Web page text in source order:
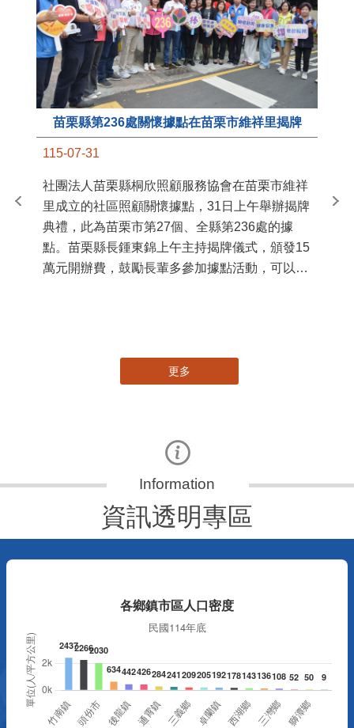
苗栗縣第236處關懷據點在苗栗市維祥里揭牌
115-07-31
社團法人苗栗縣桐欣照顧服務協會在苗栗市維祥
里成立的社區照顧關懷據點，31日上午舉辦揭牌
典禮，此為苗栗市第27個、全縣第236處的據
點。苗栗縣長鍾東錦上午主持揭牌儀式，頒發15
萬元開辦費，鼓勵長輩多參加據點活動，可以更
苗
更多
資訊透明專區